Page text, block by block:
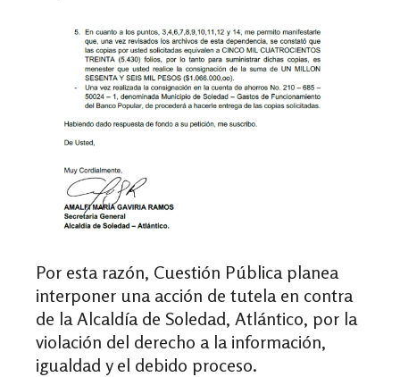
Por esta razón, Cuestión Pública planea
interponer una acción de tutela en contra
de la Alcaldía de Soledad, Atlántico, por la
violación del derecho a la información,
igualdad y el debido proceso.